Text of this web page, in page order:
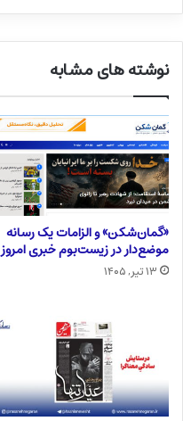
نوشته های مشابه
«گمان‌شکن» و الزامات یک رسانه
موضع‌دار در زیست‌بوم خبری امروز
۱۳ تیر, ۱۴۰۵